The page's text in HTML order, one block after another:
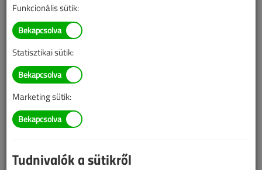
Laász János
világítástechnikai szakmérnök
1470 ||
Laász János cikkei
Funkcionális sütik:
Statisztikai sütik:
Marketing sütik:
Tudnivalók a sütikről